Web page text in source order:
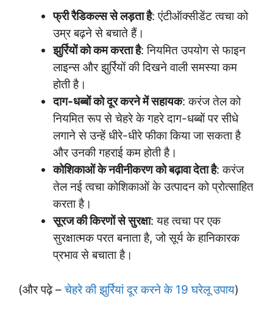
फ्री रैडिकल्स से लड़ता है: एंटीऑक्सीडेंट त्वचा को
उम्र बढ़ने से बचाते हैं।
झुर्रियों को कम करता है: नियमित उपयोग से फाइन
लाइन्स और झुर्रियों की दिखने वाली समस्या कम
होती है।
दाग-धब्बों को दूर करने में सहायक: करंज तेल को
नियमित रूप से चेहरे के गहरे दाग-धब्बों पर सीधे
लगाने से उन्हें धीरे-धीरे फीका किया जा सकता है
और उनकी गहराई कम होती है।
कोशिकाओं के नवीनीकरण को बढ़ावा देता है: करंज
तेल नई त्वचा कोशिकाओं के उत्पादन को प्रोत्साहित
करता है।
सूरज की किरणों से सुरक्षा: यह त्वचा पर एक
सुरक्षात्मक परत बनाता है, जो सूर्य के हानिकारक
प्रभाव से बचाता है।
(और पढ़े –चेहरे की झुर्रियां दूर करने के 19 घरेलू उपाय)